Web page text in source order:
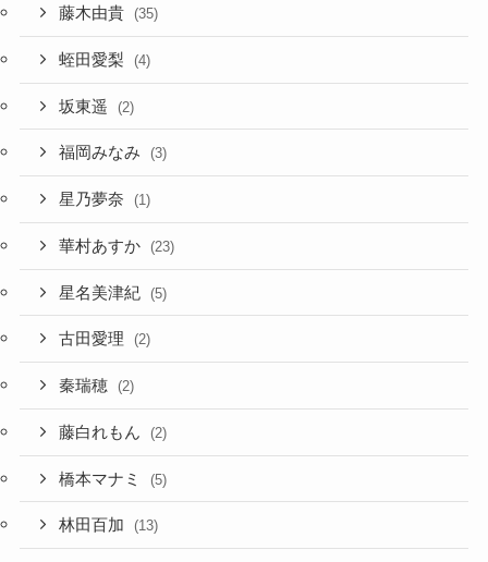
藤木由貴 (35)
蛭田愛梨 (4)
坂東遥 (2)
福岡みなみ (3)
星乃夢奈 (1)
華村あすか (23)
星名美津紀 (5)
古田愛理 (2)
秦瑞穂 (2)
藤白れもん (2)
橋本マナミ (5)
林田百加 (13)